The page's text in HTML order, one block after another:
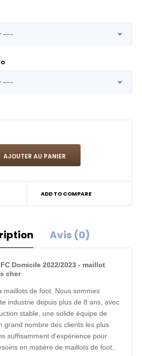
ADD TO COMPARE
Avis (0)
Domicile 2022/2023 - maillot
cher
maillots de foot. Nous sommes
industrie depuis plus de 8 ans, avec
stable, une solide équipe de
grand nombre des clients les plus
suffisamment d'expérience pour
en matière de maillots de foot..